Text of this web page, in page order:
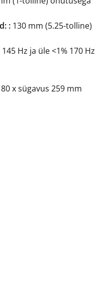
: 130 mm (5.25-tolline)
145 Hz ja üle <1% 170 Hz
x sügavus 259 mm